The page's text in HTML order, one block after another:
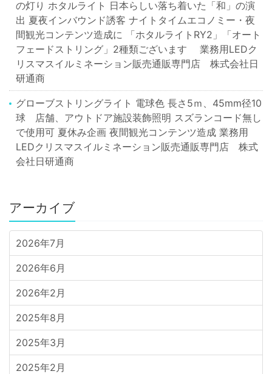
の灯り ホタルライト 日本らしい落ち着いた「和」の演
出 夏夜インバウンド誘客 ナイトタイムエコノミー・夜
間観光コンテンツ造成に 「ホタルライトRY2」「オート
フェードストリング」2種類ございます 業務用LEDク
リスマスイルミネーション販売通販専門店 株式会社日
研通商
グローブストリングライト 電球色 長さ5ｍ、45mm径10
球 店舗、アウトドア施設装飾照明 スズランコード無し
で使用可 夏休み企画 夜間観光コンテンツ造成 業務用
LEDクリスマスイルミネーション販売通販専門店 株式
会社日研通商
アーカイブ
2026年7月
2026年6月
2026年2月
2025年8月
2025年3月
2025年2月